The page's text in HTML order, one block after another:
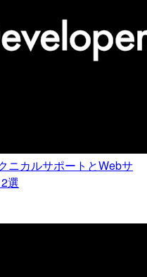
ニカルサポートとWebサ
選